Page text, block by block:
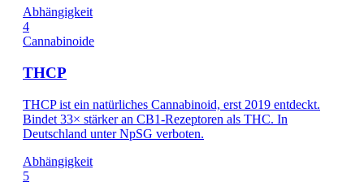
Abhängigkeit
4
Cannabinoide
THCP
THCP ist ein natürliches Cannabinoid, erst 2019 entdeckt.
Bindet 33× stärker an CB1-Rezeptoren als THC. In
Deutschland unter NpSG verboten.
Abhängigkeit
5